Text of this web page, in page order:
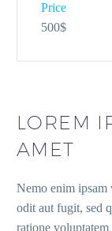
Price
500$
LOREM
AMET
Nemo enim ipsam
odit aut fugit, sed
ratione